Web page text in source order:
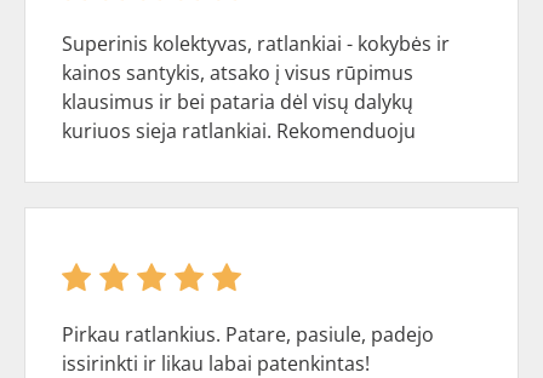
Superinis kolektyvas, ratlankiai - kokybės ir
kainos santykis, atsako į visus rūpimus
klausimus ir bei pataria dėl visų dalykų
kuriuos sieja ratlankiai. Rekomenduoju
Pirkau ratlankius. Patare, pasiule, padejo
issirinkti ir likau labai patenkintas!